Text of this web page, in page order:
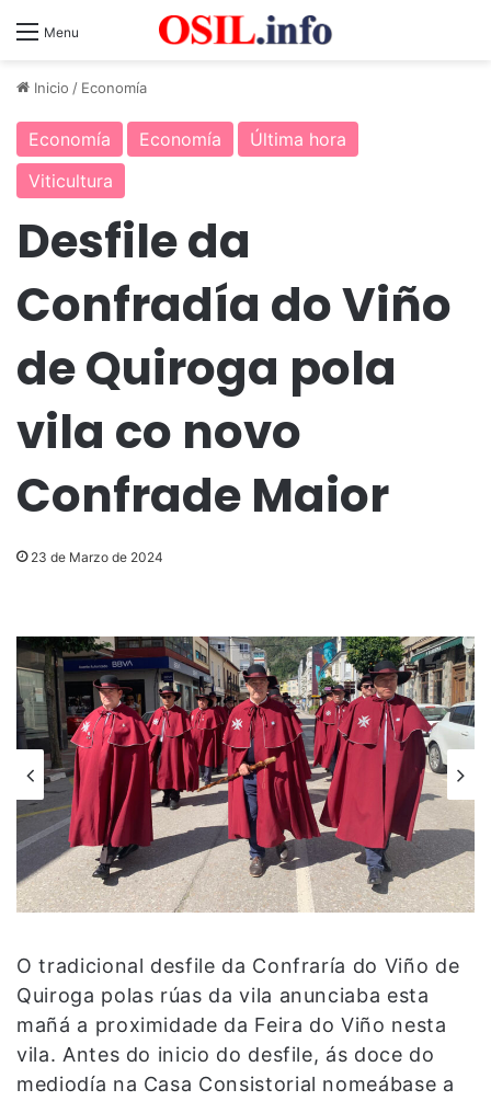
Menu
Inicio / Economía
Economía Economía
Última hora
Viticultura
Desfile da
Confradía do Viño
de Quiroga pola
vila co novo
Confrade Maior
23 de Marzo de 2024
O tradicional desfile da Confraría do Viño de
Quiroga polas rúas da vila anunciaba esta
mañá a proximidade da Feira do Viño nesta
vila. Antes do inicio do desfile, ás doce do
mediodía na Casa Consistorial nomeábase a